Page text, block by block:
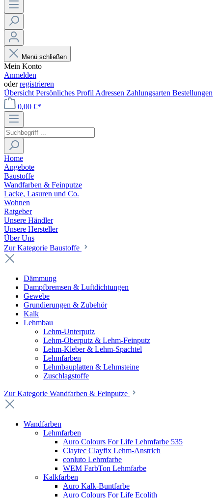
Menü schließen
Mein Konto
Anmelden
oderregistrieren
Übersicht Persönliches Profil Adressen Zahlungsarten Bestellungen
0,00 €*
Home
Angebote
Baustoffe
Wandfarben & Feinputze
Lacke, Lasuren und Co.
Wohnen
Ratgeber
Unsere Händler
Unsere Hersteller
Über Uns
Zur Kategorie Baustoffe
Dämmung
Dampfbremsen & Luftdichtungen
Gewebe
Grundierungen & Zubehör
Kalk
Lehmbau
Lehm-Unterputz
Lehm-Oberputz & Lehm-Feinputz
Lehm-Kleber & Lehm-Spachtel
Lehmfarben
Lehmbauplatten & Lehmsteine
Zuschlagstoffe
Zur Kategorie Wandfarben & Feinputze
Wandfarben
Lehmfarben
Auro Colours For Life Lehmfarbe 535
Claytec Clayfix Lehm-Anstrich
conluto Lehmfarbe
WEM FarbTon Lehmfarbe
Kalkfarben
Auro Kalk-Buntfarbe
Auro Colours For Life Ecolith